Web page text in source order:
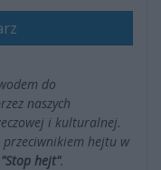
do
naszych
i kulturalnej.
przeciwnikiem hejtu w
"Stop hejt".